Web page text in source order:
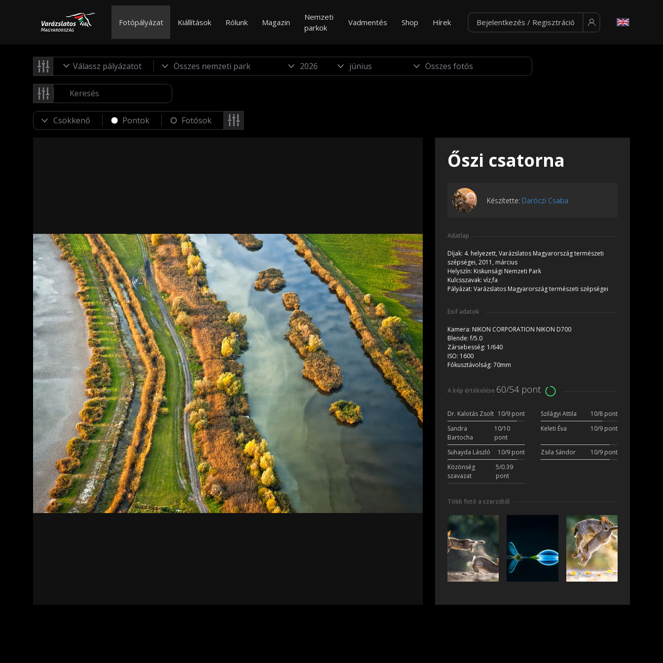
Fotópályázat Kiállítások Rólunk Magazin
Nemzeti
parkok
Vadmentés Shop Hírek Bejelentkezés / Regisztráció
Válassz pályázatot
Pontok Fotósok
Őszi csatorna
Készítette: Daróczi Csaba
Adatlap
Díjak: 4. helyezett, Varázslatos Magyarország természeti
szépségei, 2011, március
Helyszín: Kiskunsági Nemzeti Park
Kulcsszavak: víz,fa
Pályázat: Varázslatos Magyarország természeti szépségei
Exif adatok
Kamera: NIKON CORPORATION NIKON D700
Blende:f/5.0
Zársebesség: 1/640
ISO: 1600
Fókusztávolság: 70mm
A kép értékelése 60/54 pont
Dr. Kalotás Zsolt 10/9 pont Szilágyi Attila
10/8 pont
Sandra
Bartocha
10/10
pont
Keleti Éva 10/9 pont
Suhayda László 10/9 pont Zsila Sándor
10/9 pont
Közönség
szavazat
5/0.39
pont
Több fotó a szerzőtől